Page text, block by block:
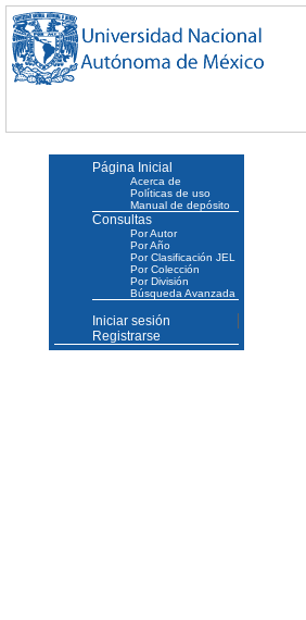
Página Inicial
Acerca de
Políticas de uso
Manual de depósito
Consultas
Por Autor
Por Año
Por Clasificación JEL
Por Colección
Por División
Búsqueda Avanzada
Iniciar sesión
Registrarse